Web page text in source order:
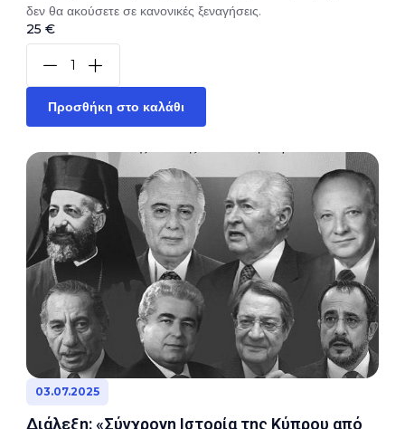
δεν θα ακούσετε σε κανονικές ξεναγήσεις.
25 €
Προσθήκη στο καλάθι
03.07.2025
Διάλεξη: «Σύγχρονη Ιστορία της Κύπρου από